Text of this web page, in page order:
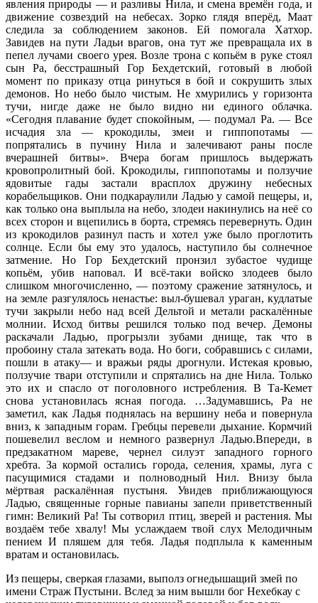
явления природы — и разливы Нила, и смена времён года, и
движение созвездий на небесах. Зорко глядя вперёд, Маат
следила за соблюдением законов. Ей помогала Хатхор.
Завидев на пути Ладьи врагов, она тут же превращала их в
пепел лучами своего урея. Возле трона с копьём в руке стоял
сын Ра, бесстрашный Гор Бехдетский, готовый в любой
момент по приказу отца ринуться в бой и сокрушить злых
демонов. Но небо было чистым. Не хмурились у горизонта
тучи, нигде даже не было видно ни единого облачка.
«Сегодня плавание будет спокойным, — подумал Ра. — Все
исчадия зла — крокодилы, змеи и гиппопотамы —
попрятались в пучину Нила и залечивают раны после
вчерашней битвы». Вчера богам пришлось выдержать
кровопролитный бой. Крокодилы, гиппопотамы и ползучие
ядовитые гады застали врасплох дружину небесных
корабельщиков. Они подкараулили Ладью у самой пещеры, и,
как только она выплыла на небо, злодеи накинулись на неё со
всех сторон и вцепились в борта, стремясь перевернуть. Один
из крокодилов разинул пасть и хотел уже было проглотить
солнце. Если бы ему это удалось, наступило бы солнечное
затмение. Но Гор Бехдетский пронзил зубастое чудище
копьём, убив наповал. И всё-таки войско злодеев было
слишком многочисленно, — поэтому сражение затянулось, и
на земле разгулялось ненастье: выл-бушевал ураган, кудлатые
тучи закрыли небо над всей Дельтой и метали раскалённые
молнии. Исход битвы решился только под вечер. Демоны
раскачали Ладью, прогрызли зубами днище, так что в
пробоину стала затекать вода. Но боги, собравшись с силами,
пошли в атаку— и вражьи ряды дрогнули. Истекая кровью,
ползучие твари отступили и спрятались на дне Нила. Только
это их и спасло от поголовного истребления. В Та-Кемет
снова установилась ясная погода. …Задумавшись, Ра не
заметил, как Ладья поднялась на вершину неба и повернула
вниз, к западным горам. Гребцы перевели дыхание. Кормчий
пошевелил веслом и немного развернул Ладью.Впереди, в
предзакатном мареве, чернел силуэт западного горного
хребта. За кормой остались города, селения, храмы, луга с
пасущимися стадами и полноводный Нил. Внизу была
мёртвая раскалённая пустыня. Увидев приближающуюся
Ладью, священные горные павианы запели приветственный
гимн: Великий Ра! Ты сотворил птиц, зверей и растения. Мы
воздаём тебе хвалу! Мы услаждаем твой слух Мелодичным
пением И пляшем для тебя. Ладья подплыла к каменным
вратам и остановилась.
Из пещеры, сверкая глазами, выполз огнедышащий змей по
имени Страж Пустыни. Вслед за ним вышли бог Нехебкау с